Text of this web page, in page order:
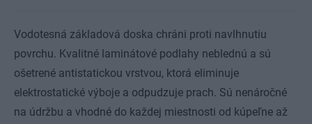
Vodotesná základová doska chráni proti navlhnutiu
povrchu. Kvalitné laminátové podlahy neblednú a sú
ošetrené antistatickou vrstvou, ktorá eliminuje
elektrostatické výboje a odpudzuje prach. Sú nenáročné
na údržbu a vhodné do každej miestnosti od kúpeľne až